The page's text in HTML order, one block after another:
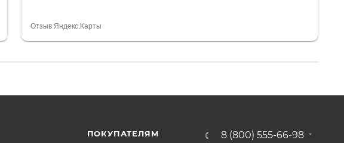
спасибо отдельное, всегда на связи, очень детально всё
Отзыв Яндекс.Карты
ПОКУПАТЕЛЯМ 8 (800) 555-66-98